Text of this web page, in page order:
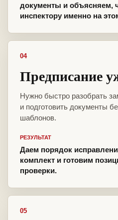
документы и объясняем,
инспектору именно на
04
Предписание
Нужно быстро разобрать
и подготовить документы
шаблонов.
РЕЗУЛЬТАТ
Даем порядок
комплект и готовим
проверки.
05